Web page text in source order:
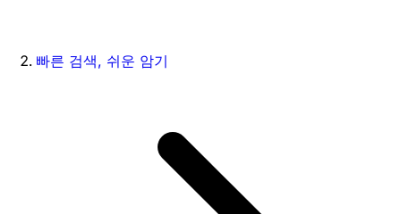
빠른 검색, 쉬운 암기